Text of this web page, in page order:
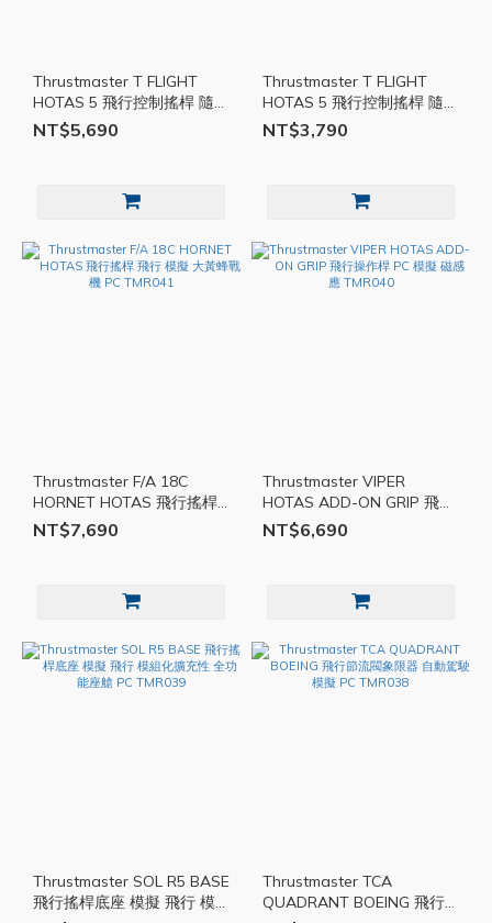
Thrustmaster T FLIGHT
HOTAS 5 飛行控制搖桿 隨插
即玩 PS5 PS4 PC TMR043
NT$5,690
Thrustmaster T FLIGHT
HOTAS 5 飛行控制搖桿 隨插
即玩 PS5 PS4 PC TMR042
NT$3,790
Thrustmaster F/A 18C
HORNET HOTAS 飛行搖桿
飛行 模擬 大黃蜂戰機 PC
TMR041
NT$7,690
Thrustmaster VIPER
HOTAS ADD-ON GRIP 飛行
操作桿 PC 模擬 磁感應
TMR040
NT$6,690
Thrustmaster SOL R5 BASE
飛行搖桿底座 模擬 飛行 模
Thrustmaster TCA
QUADRANT BOEING 飛行